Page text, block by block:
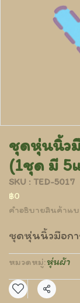
ชุดหุ่นนิ้ว
(1ชุด มี 5
SKU : TED-5017
฿0
คำอธิบายสินค้าแ
ชุดหุ่นนิ้วมือก
หมวดหมู่:หุ่นผ้า
แชร์